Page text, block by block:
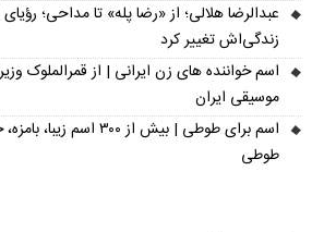
عبدالرضا هلالی؛ از «رضا پله» تا مداحی؛
زندگی‌اش تغییر کرد
اسم خواننده های زن ایرانی | از قمرالملوک
موسیقی ایران
اسم برای طوطی | بیش از
طوطی